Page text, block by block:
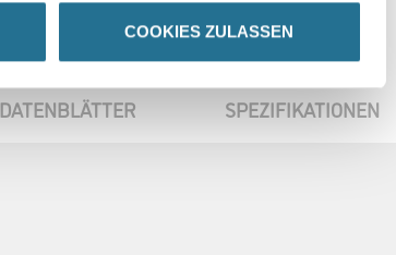
COOKIES ZULASSEN
DATENBLÄTTER SPEZIFIKATIONEN